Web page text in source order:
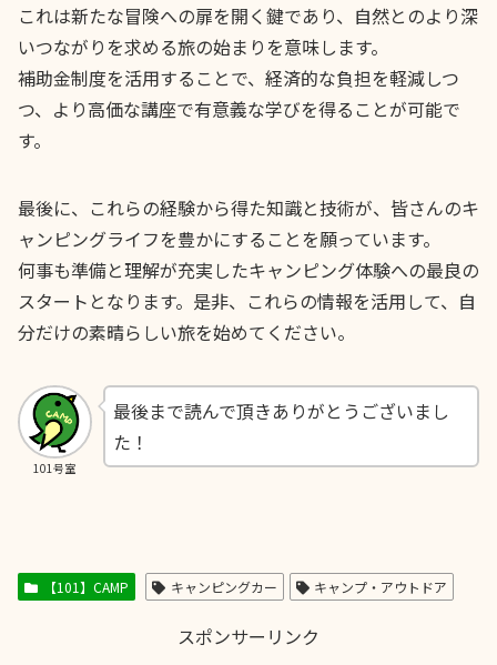
これは新たな冒険への扉を開く鍵であり、自然とのより深
いつながりを求める旅の始まりを意味します。
補助金制度を活用することで、経済的な負担を軽減しつ
つ、より高価な講座で有意義な学びを得ることが可能で
す。
最後に、これらの経験から得た知識と技術が、皆さんのキ
ャンピングライフを豊かにすることを願っています。
何事も準備と理解が充実したキャンピング体験への最良の
スタートとなります。是非、これらの情報を活用して、自
分だけの素晴らしい旅を始めてください。
101号室
最後まで読んで頂きありがとうございまし
た！
【101】CAMP キャンピングカー キャンプ・アウトドア
スポンサーリンク